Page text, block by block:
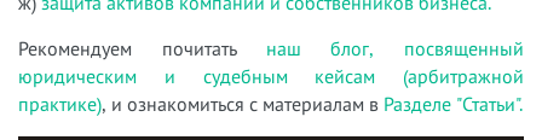
Рекомендуем почитать наш блог, посвященный
юридическим и судебным кейсам (арбитражной
практике), и ознакомиться с материалам в Разделе "Статьи".